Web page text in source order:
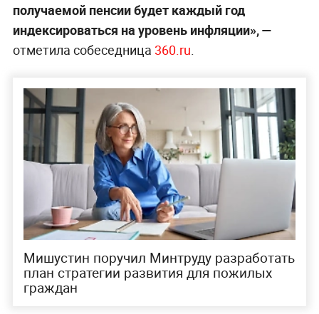
получаемой пенсии будет каждый год
индексироваться на уровень инфляции», —
отметила собеседница 360.ru.
Мишустин поручил Минтруду разработать
план стратегии развития для пожилых
граждан